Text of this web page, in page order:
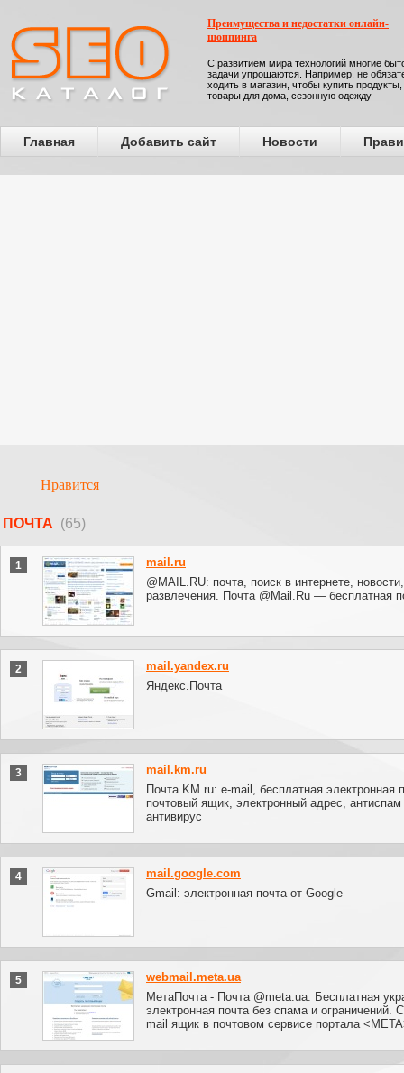
Преимущества и недостатки онлайн-
шоппинга
С развитием мира технологий многие
задачи упрощаются. Например, не
ходить в магазин, чтобы купить продукты,
товары для дома, сезонную одежду
Главная Добавить сайт Новости
Нравится
ПОЧТА (65)
1
mail.ru
@MAIL.RU: почта, поиск в интернете,
развлечения. Почта @Mail.Ru — бесплатная
2
mail.yandex.ru
Яндекс.Почта
3
mail.km.ru
Почта KM.ru: e-mail, бесплатная электронная
почтовый ящик, электронный адрес, антиспам
антивирус
4
mail.google.com
Gmail: электронная почта от Google
5
webmail.meta.ua
МетаПочта - Почта @meta.ua. Бесплатная
электронная почта без спама и ограничений.
mail ящик в почтовом сервисе портала